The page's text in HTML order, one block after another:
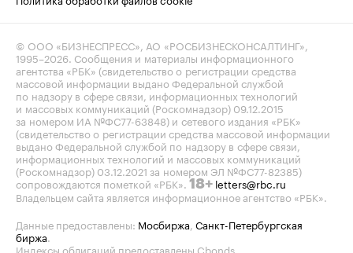
© ООО «БИЗНЕСПРЕСС», АО «РОСБИЗНЕСКОНСАЛТИНГ»,
1995–2026 . Сообщения и материалы информационного
агентства «РБК» (свидетельство о регистрации средства
массовой информации выдано Федеральной службой
по надзору в сфере связи, информационных технологий
и массовых коммуникаций (Роскомнадзор) 09.12.2015
за номером ИА №ФС77-63848) и сетевого издания «РБК»
(свидетельство о регистрации средства массовой информации
выдано Федеральной службой по надзору в сфере связи,
информационных технологий и массовых коммуникаций
(Роскомнадзор) 03.12.2021 за номером ЭЛ №ФС77-82385)
сопровождаются пометкой «РБК». 18+ letters@rbc.ru
Владельцем сайта является информационное агентство «РБК».
Данные предоставлены: Мосбиржа Санкт-Петербургская
биржа
Индексы облигаций предоставлены Cbonds.